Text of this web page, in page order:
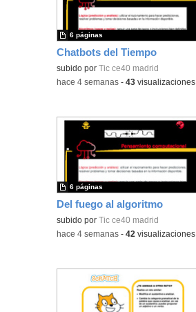
Chatbots del Tiempo
subido por Tic ce40 madrid
6 páginas
-hace 4 semanas -43 visualizaciones
Del fuego al algoritmo
subido por Tic ce40 madrid
6 páginas
-hace 4 semanas -42 visualizaciones